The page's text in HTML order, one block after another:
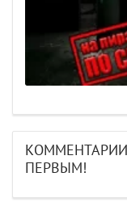
КОММЕНТАРИИ
ПЕРВЫМ!